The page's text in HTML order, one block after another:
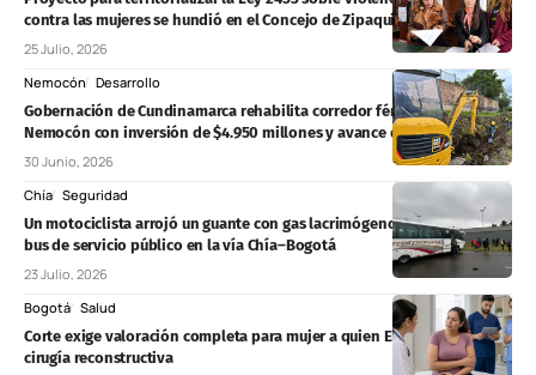
contra las mujeres se hundió en el Concejo de Zipaquirá
25 Julio, 2026
Nemocón Desarrollo
Gobernación de Cundinamarca rehabilita corredor férreo Zipaquirá–
Nemocón con inversión de $4.950 millones y avance del 63 %
30 Junio, 2026
Chía Seguridad
Un motociclista arrojó un guante con gas lacrimógeno al interior de un
bus de servicio público en la vía Chía–Bogotá
23 Julio, 2026
Bogotá Salud
Corte exige valoración completa para mujer a quien EPS Sanitas negó
cirugía reconstructiva